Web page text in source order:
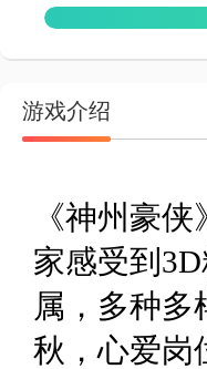
游戏介绍
《神州豪
家感受到
属，多种
秋，心爱岗